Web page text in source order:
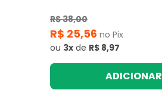
R$ 38,00
R$ 25,56 no Pix
ou 3x de R$ 8,97
ADICIONAR